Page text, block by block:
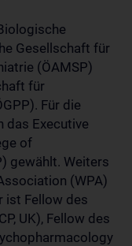
Gesellschaft für
(ÖAMSP)
für
Für die
das Executive
of
gewählt. Weiters
(WPA)
ist Fellow des
UK), Fellow des